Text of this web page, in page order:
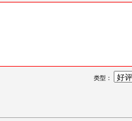
类型：